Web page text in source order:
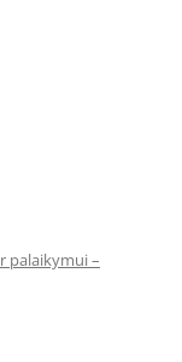
palaikymui –